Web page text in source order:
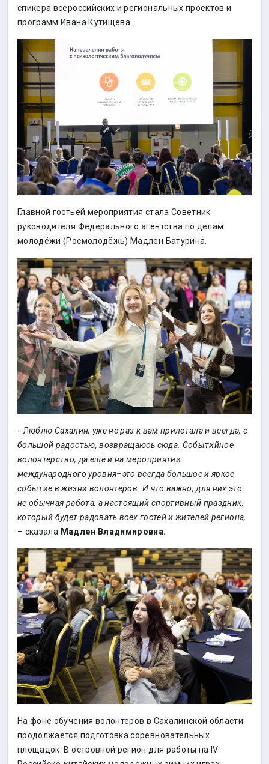
спикера всероссийских и региональных проектов и
программ Ивана Кутищева.
Главной гостьей мероприятия стала Советник
руководителя Федерального агентства по делам
молодёжи (Росмолодёжь) Мадлен Батурина.
- Люблю Сахалин, уже не раз к вам прилетала и всегда, с
большой радостью, возвращаюсь сюда. Событийное
волонтёрство, да ещё и на мероприятии
международного уровня–это всегда большое и яркое
событие в жизни волонтёров. И что важно, для них это
не обычная работа, а настоящий спортивный праздник,
который будет радовать всех гостей и жителей региона,
– сказала Мадлен Владимировна.
На фоне обучения волонтеров в Сахалинской области
продолжается подготовка соревновательных
площадок. В островной регион для работы на IV